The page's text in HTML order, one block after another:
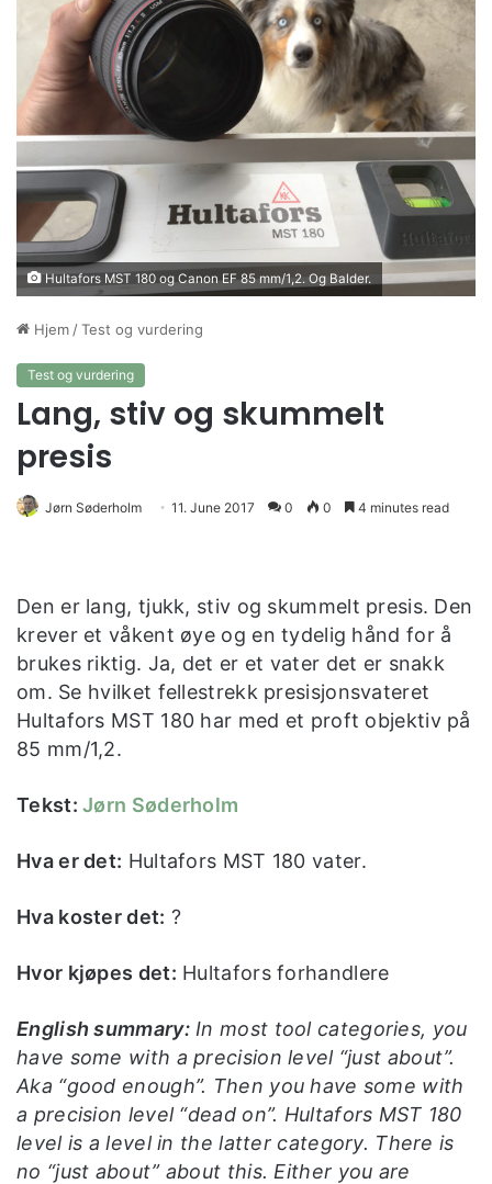
Hultafors MST 180 og Canon EF 85 mm/1,2. Og Balder.
Hjem /Test og vurdering
Test og vurdering
Lang, stiv og skummelt
presis
Jørn Søderholm 11. June 2017 0 0 4 minutes read
Den er lang, tjukk, stiv og skummelt presis. Den
krever et våkent øye og en tydelig hånd for å
brukes riktig. Ja, det er et vater det er snakk
om. Se hvilket fellestrekk presisjonsvateret
Hultafors MST 180 har med et proft objektiv på
85 mm/1,2.
Tekst:Jørn Søderholm
Hva er det: Hultafors MST 180 vater.
Hva koster det: ?
Hvor kjøpes det: Hultafors forhandlere
English summary:In most tool categories, you
have some with a precision level “just about”.
Aka “good enough”. Then you have some with
a precision level “dead on”. Hultafors MST 180
level is a level in the latter category. There is
no “just about” about this. Either you are